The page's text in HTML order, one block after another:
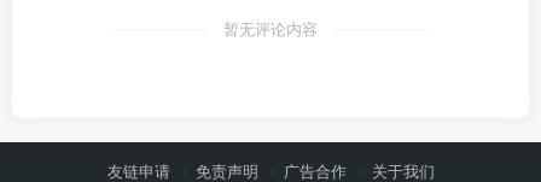
暂无评论内容
友链申请 免责声明 广告合作 关于我们